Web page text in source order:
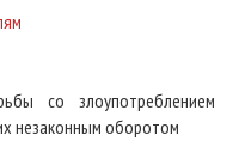
со злоупотреблением
незаконным оборотом